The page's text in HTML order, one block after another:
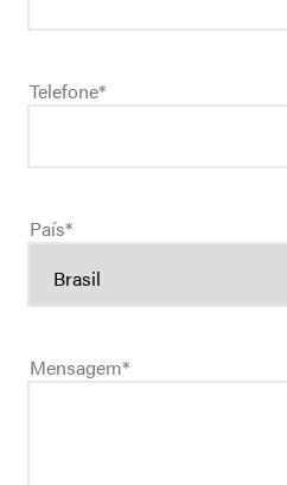
Telefone*
País*
Mensagem*